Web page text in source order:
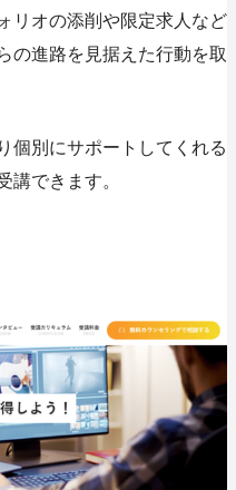
リオの添削や限定求人など
の進路を見据えた行動を取
個別にサポートしてくれる
講できます。